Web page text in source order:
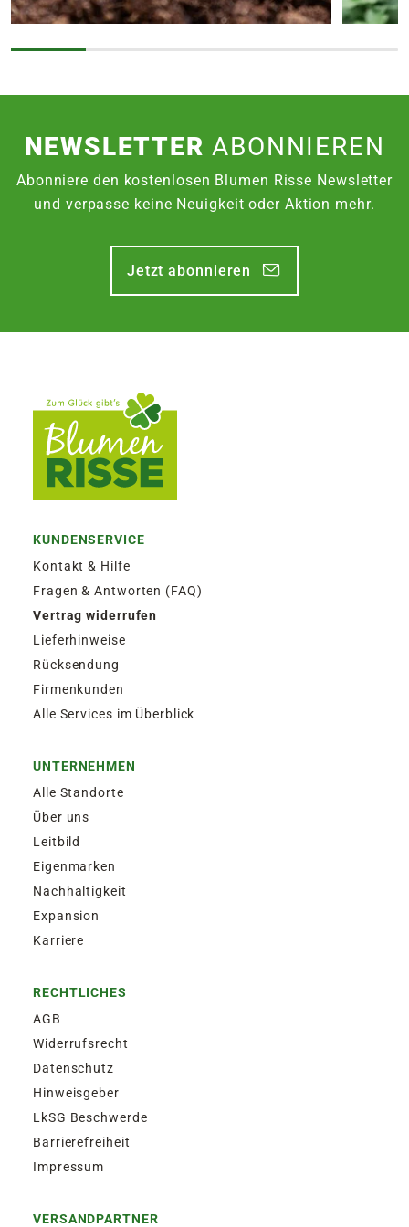
NEWSLETTERABONNIEREN
Abonniere den kostenlosen Blumen Risse Newsletter
und verpasse keine Neuigkeit oder Aktion mehr.
Jetzt abonnieren
KUNDENSERVICE
Kontakt & Hilfe
Fragen & Antworten (FAQ)
Vertrag widerrufen
Lieferhinweise
Rücksendung
Firmenkunden
Alle Services im Überblick
UNTERNEHMEN
Alle Standorte
Über uns
Leitbild
Eigenmarken
Nachhaltigkeit
Expansion
Karriere
RECHTLICHES
AGB
Widerrufsrecht
Datenschutz
Hinweisgeber
LkSG Beschwerde
Barrierefreiheit
Impressum
VERSANDPARTNER